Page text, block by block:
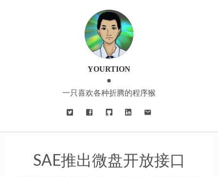
YOURTION
一只喜欢各种折腾的程序猴
SAE推出微盘开放接口